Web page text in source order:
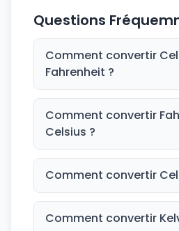
Questions
Comment convertir
Fahrenheit ?
Comment convertir
Celsius ?
Comment convertir
Comment convertir